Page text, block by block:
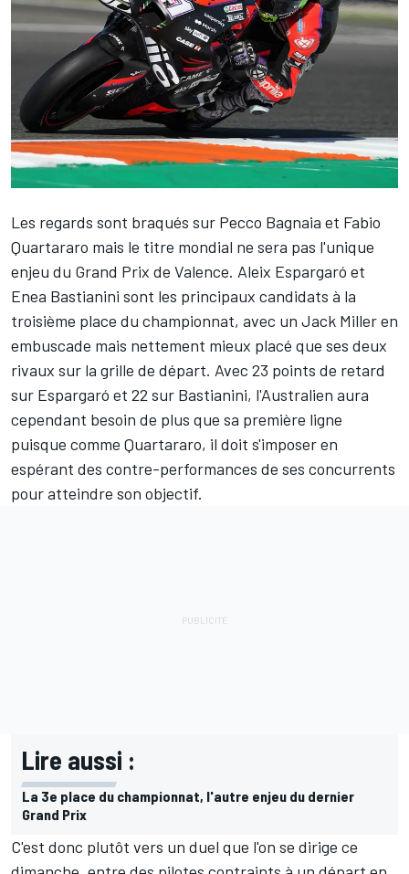
Les regards sont braqués sur Pecco Bagnaia et Fabio
Quartararo mais le titre mondial ne sera pas l'unique
enjeu du Grand Prix de Valence. Aleix Espargaró et
Enea Bastianini sont les principaux candidats à la
troisième place du championnat, avec un Jack Milleren
embuscade mais nettement mieux placé que ses deux
rivaux sur la grille de départ. Avec 23 points de retard
sur Espargaró et 22 sur Bastianini, l'Australien aura
cependant besoin de plus que sa première ligne
puisque comme Quartararo, il doit s'imposer en
espérant des contre-performances de ses concurrents
pour atteindre son objectif.
Lire aussi :
La 3e place du championnat, l'autre enjeu du dernier
Grand Prix
C'est donc plutôt vers un duel que l'on se dirige ce